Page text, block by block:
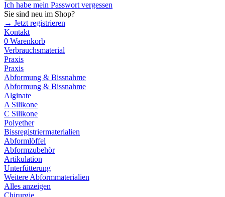
Ich habe mein Passwort vergessen
Sie sind neu im Shop?
→ Jetzt registrieren
Kontakt
0 Warenkorb
Verbrauchsmaterial
Praxis
Praxis
Abformung & Bissnahme
Abformung & Bissnahme
Alginate
A Silikone
C Silikone
Polyether
Bissregistriermaterialien
Abformlöffel
Abformzubehör
Artikulation
Unterfütterung
Weitere Abformmaterialien
Alles anzeigen
Chirurgie